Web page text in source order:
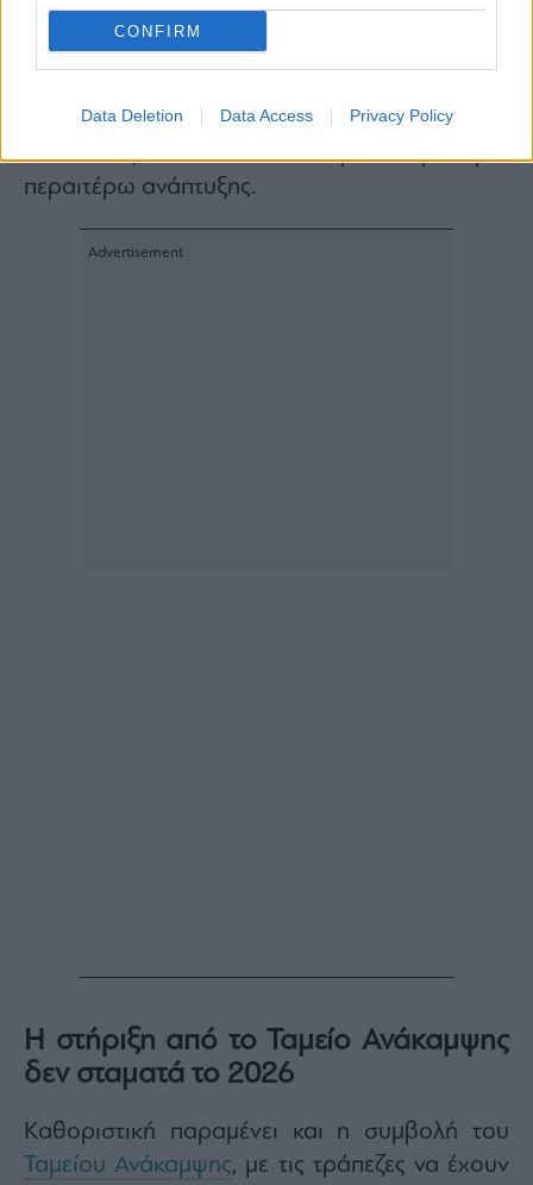
CONFIRM
Data Deletion Data Access Privacy Policy
πρόοδο, αντιστοιχούν ακόμη στο 17% του
ελληνικού ΑΕΠ, έναντι 21% στην Ευρωπαϊκή
επενδυτική σύγκλιση δεν έχει ολοκληρωθεί
περαιτέρω ανάπτυξης.
Η στήριξη από το Ταμείο Ανάκαμψης
δεν σταματά το 2026
Καθοριστική παραμένει και η συμβολή του
Ταμείου Ανάκαμψης , με τις τράπεζες να έχουν